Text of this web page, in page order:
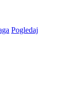
Pogledaj